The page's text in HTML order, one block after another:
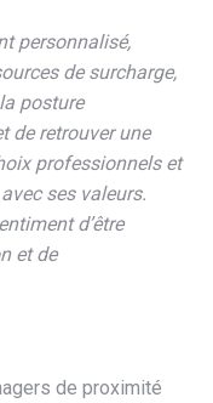
personnalisé,
de surcharge,
posture
de retrouver une
professionnels et
ses valeurs.
d’être
et de
de proximité